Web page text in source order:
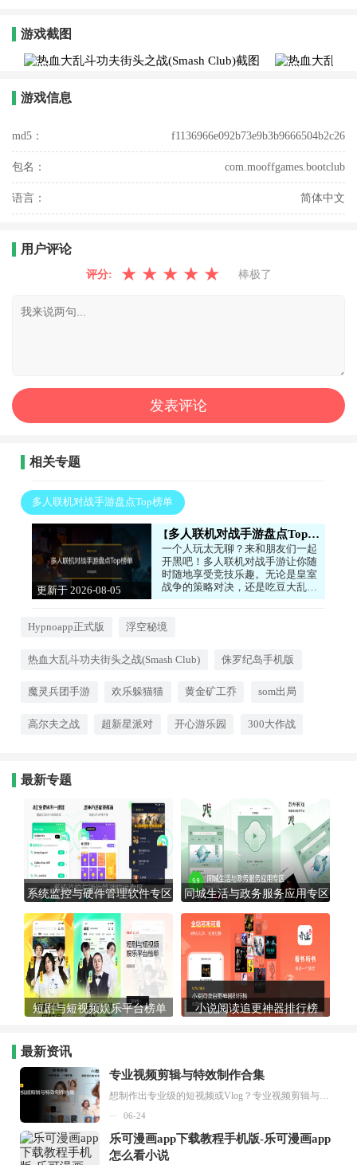
游戏截图
游戏信息
md5： f1136966e092b73e9b3b9666504b2c26
包名： com.mooffgames.bootclub
语言： 简体中文
用户评论
评分: ★ ★ ★ ★ ★ 棒极了
相关专题
多人联机对战手游盘点Top榜单
更新于 2026-08-05
多人联机对战手游盘点Top榜单
一个人玩太无聊？来和朋友们一起
开黑吧！多人联机对战手游让你随
时随地享受竞技乐趣。无论是皇室
战争的策略对决，还是吃豆大乱斗
的欢乐互怼，亦或是
带来无尽的欢笑与刺激。与好友组
来下载试试看吧！
Hypnoapp正式版 浮空秘境
热血大乱斗功夫街头之战(Smash Club) 侏罗纪岛手机版
魔灵兵团手游 欢乐躲猫猫 黄金矿工乔 som出局
高尔夫之战 超新星派对 开心游乐园 300大作战
最新专题
系统监控与硬件管理软件专区 同城生活与政务服务应用专区
短剧与短视频娱乐平台榜单 小说阅读追更神器排行榜
最新资讯
专业视频剪辑与特效制作合集
06-24
乐可漫画app下载教程手机版-乐可漫画app
怎么看小说